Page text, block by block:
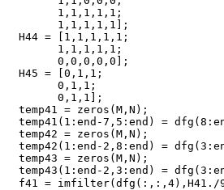
      1,1,1,1,1;
      1,1,1,1,1];
H44 = [1,1,1,1,1;
      1,1,1,1,1;
      0,0,0,0,0];
H45 = [0,1,1;
      0,1,1;
      0,1,1];
temp41 = zeros(M,N);
temp41(1:end-7,5:end) =
temp42 = zeros(M,N);
temp42(1:end-2,8:end) =
temp43 = zeros(M,N);
temp43(1:end-2,3:end) =
f41 = imfilter(dfg(:,:,4),H41./